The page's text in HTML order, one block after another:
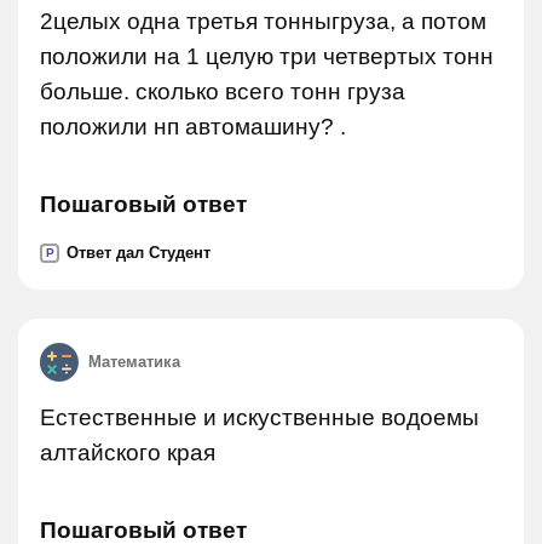
2целых одна третья тонныгруза, а потом
положили на 1 целую три четвертых тонн
больше. сколько всего тонн груза
положили нп автомашину? .
Пошаговый ответ
P Ответ дал Студент
Математика
Естественные и искуственные водоемы
алтайского края
Пошаговый ответ